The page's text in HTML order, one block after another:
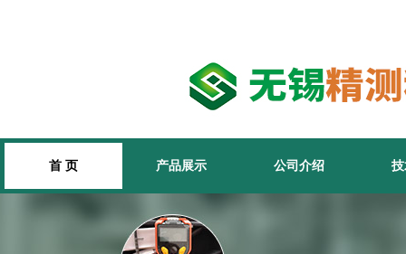
首 页 产品展示 公司介绍